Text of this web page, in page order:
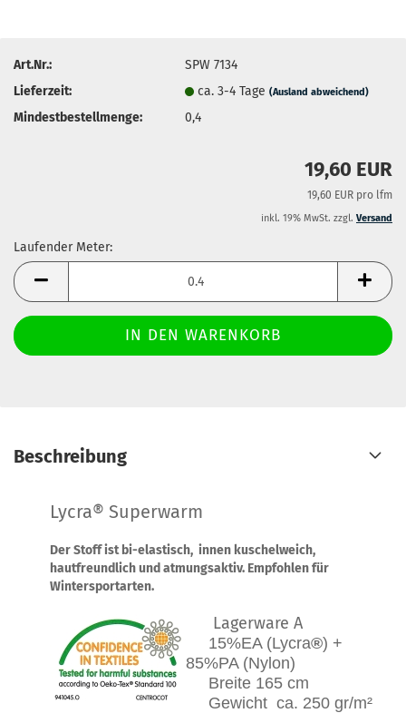
Art.Nr.:
SPW 7134
Lieferzeit:
ca. 3-4 Tage(Ausland abweichend)
Mindestbestellmenge: 0,4
19,60 EUR
19,60 EUR pro lfm
inkl. 19% MwSt. zzgl. Versand
Laufender Meter:
Laufender
Meter
Beschreibung
Lycra® Superwarm
Der Stoff ist bi-elastisch, innen kuschelweich,
hautfreundlich und atmungsaktiv. Empfohlen für
Wintersportarten.
Lagerware A
15%EA (Lycra®) +
85%PA (Nylon)
Breite 165 cm
Gewicht ca. 250 gr/m²